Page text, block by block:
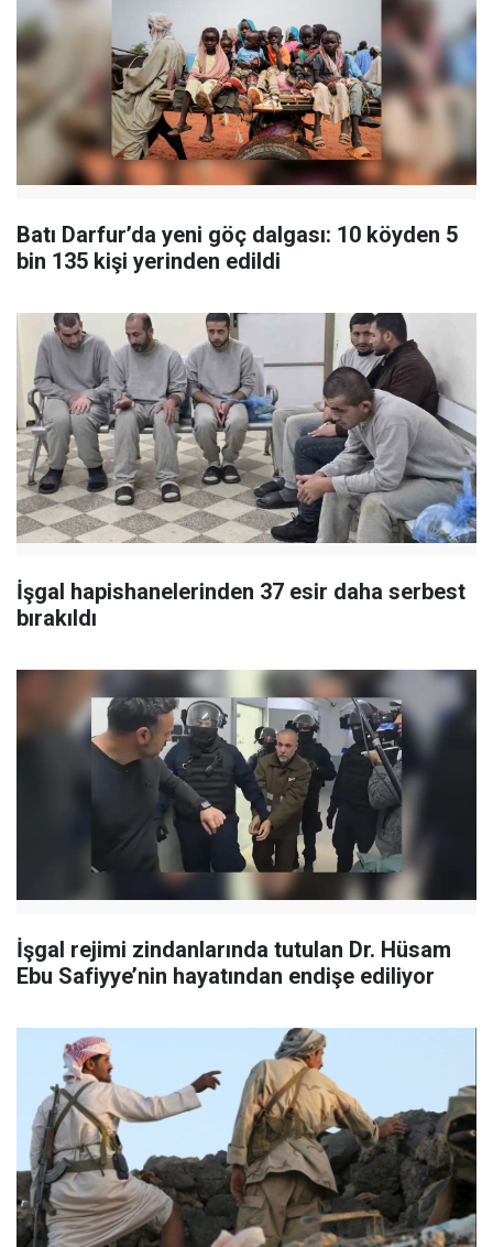
Batı Darfur’da yeni göç dalgası: 10 köyden 5
bin 135 kişi yerinden edildi
İşgal hapishanelerinden 37 esir daha serbest
bırakıldı
İşgal rejimi zindanlarında tutulan Dr. Hüsam
Ebu Safiyye’nin hayatından endişe ediliyor